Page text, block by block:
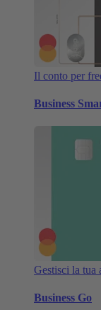
Il conto per
Business
Gestisci la
Business Go